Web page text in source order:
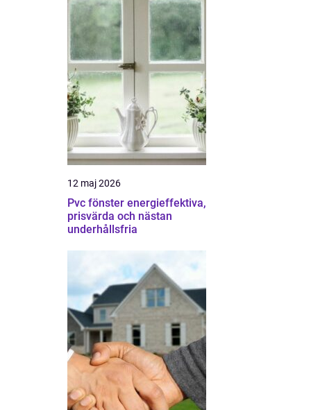
12 maj 2026
Pvc fönster energieffektiva,
prisvärda och nästan
underhållsfria